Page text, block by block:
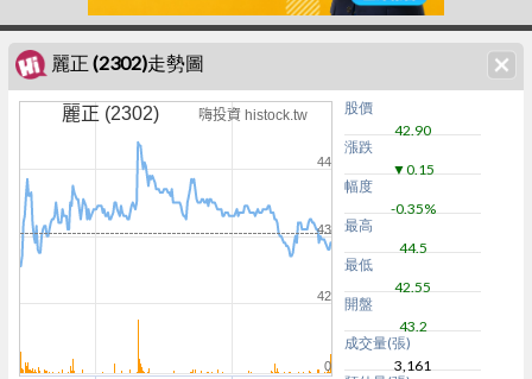
麗正 (2302)走勢圖
麗正 (2302) 嗨投資 histock.tw
42
43
44
0
股價
42.90
漲跌
▼0.15
幅度
-0.35%
最高
44.5
最低
42.55
開盤
43.2
成交量(張)
3,161